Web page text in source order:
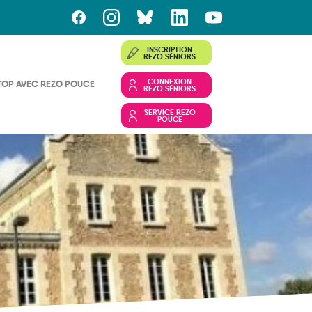
AVEC REZO POUCE
INSCRIPTION
REZO SÉNIORS
CONNEXION
REZO SÉNIORS
SERVICE REZO
POUCE